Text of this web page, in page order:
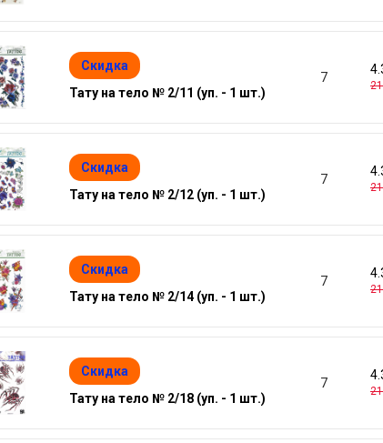
Скидка
Тату на тело № 2/11 (уп. - 1 шт.)
7
Скидка
Тату на тело № 2/12 (уп. - 1 шт.)
7
Скидка
Тату на тело № 2/14 (уп. - 1 шт.)
7
Скидка
Тату на тело № 2/18 (уп. - 1 шт.)
7